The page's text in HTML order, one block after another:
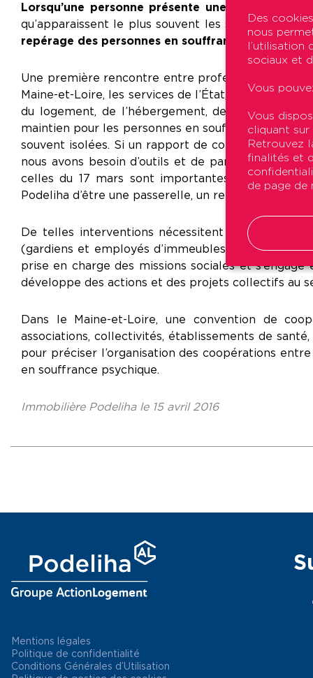
Lorsqu’une personne présente une souffrance
qu’apparaissent le plus souvent les signes de
repérage des personnes en souffrance,
Une première rencontre entre professionnels, à
Maine-et-Loire, les services de l’État, l'ARS, le
du logement, de l’hébergement, de l’action
maintien pour les personnes en souffrance
souvent isolées. Si un rapport de confiance est
nous avons besoin d’outils et de partenaires
celles du 17 mars sont importantes pour se
Podeliha d’être une passerelle, un relais. »
De telles interventions nécessitent une réelle
(gardiens et employés d’immeubles, personnel
prise en charge des missions sociales et
développe des actions et des projets collectifs au
Dans le Maine-et-Loire, une convention de
associations, collectivités, établissements de
pour préciser l’organisation des coopérations
en souffrance psychique.
Immobilière Podeliha le 15 avril 2016
Mentions légales
Politique de confidentialité
Conditions Générales d’Utilisation
Des
nous
l’utilisation
sociaux et
Vous
Vous
cliquant
Retrouvez
finalités et
de page de